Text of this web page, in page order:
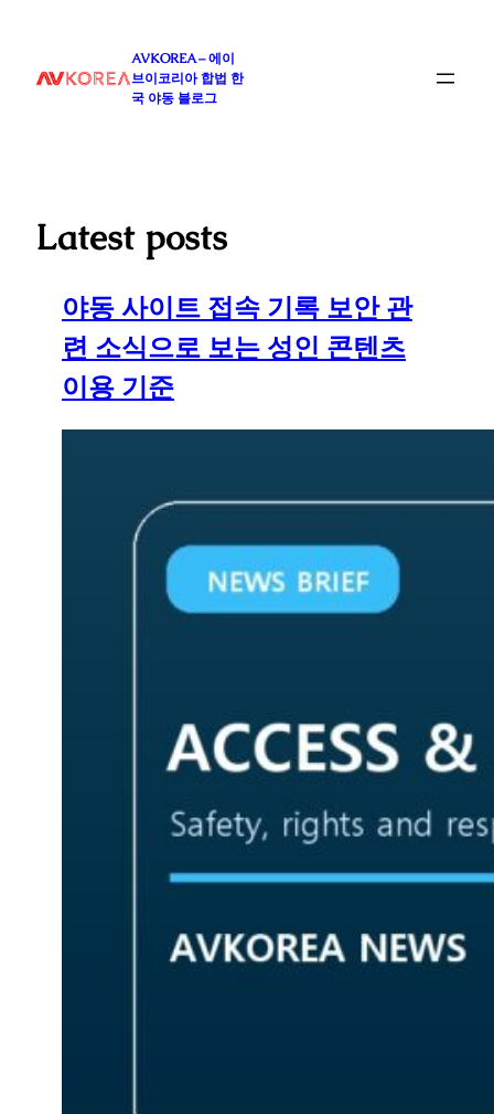
AVKOREA – 에이
브이코리아 합법 한
국 야동 블로그
Latest posts
야동 사이트 접속 기록 보안 관
련 소식으로 보는 성인 콘텐츠
이용 기준